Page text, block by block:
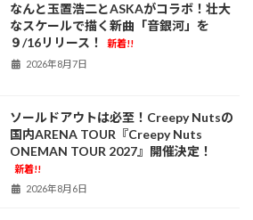
なんと玉置浩二とASKAがコラボ！壮大
なスケールで描く新曲「音銀河」を
９/16リリース！
新着!!
2026年8月7日
ソールドアウトは必至！Creepy Nutsの
国内ARENA TOUR『Creepy Nuts
ONEMAN TOUR 2027』開催決定！
新着!!
2026年8月6日